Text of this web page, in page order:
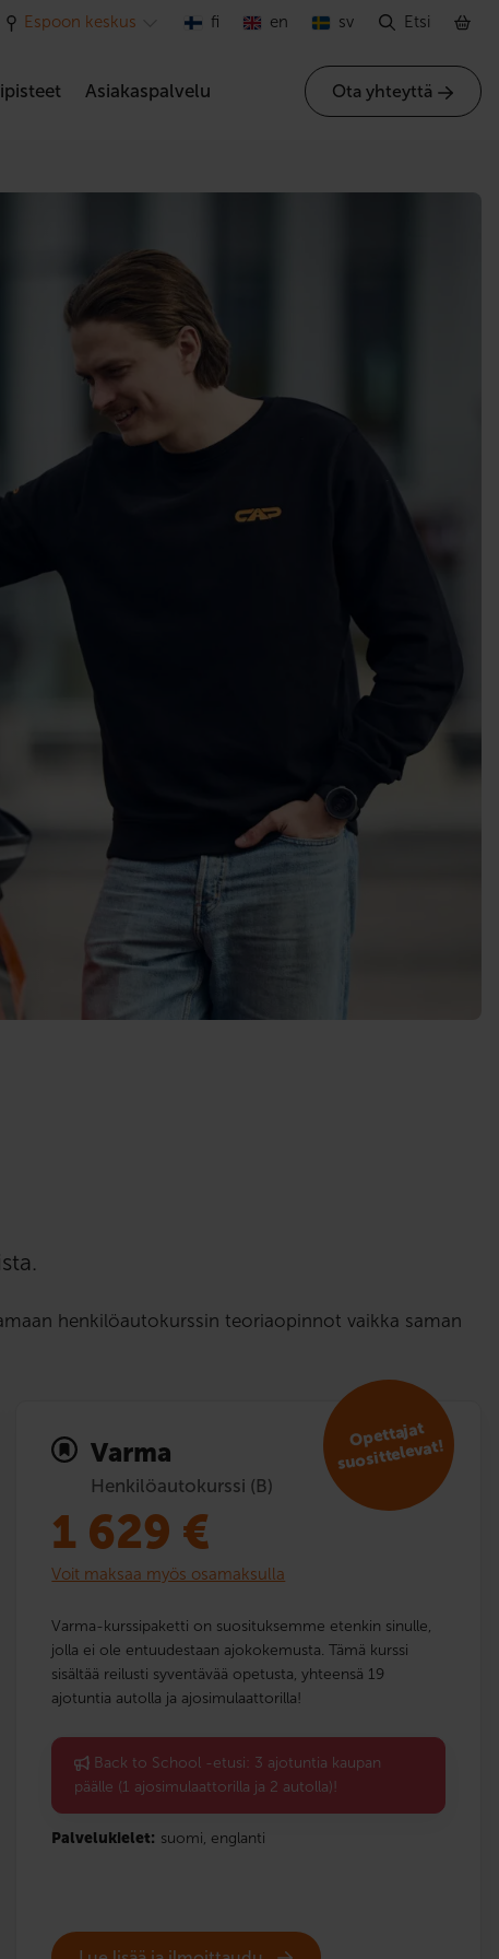
Asiakaspalvelu Ota yhteyttä
Espoon keskus fi en sv Etsi
henkilöautokurssin teoriaopinnot vaikka saman
Varma
Henkilöautokurssi (B)
Opettajat
suosit­televat!
1 629 €
Voit maksaa myös osamaksulla
Varma-kurssipaketti on suosituksemme etenkin sinulle,
jolla ei ole entuudestaan ajokokemusta. Tämä kurssi
sisältää reilusti syventävää opetusta, yhteensä 19
ajotuntia autolla ja ajosimulaattorilla!
Back to School -etusi: 3 ajotuntia kaupan
päälle (1 ajosimulaattorilla ja 2 autolla)!
Palvelukielet: suomi, englanti